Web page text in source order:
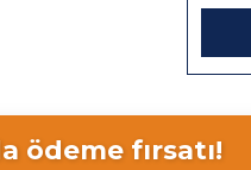
ödeme fırsatı!